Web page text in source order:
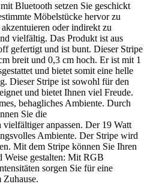
Bluetooth setzen Sie geschickt
Möbelstücke hervor zu
oder indirekt zu
vielfältig. Das Produkt ist aus
gefertigt und ist bunt. Dieser Stripe
breit und 0,3 cm hoch. Er ist mit 1
und bietet somit eine helle
Dieser Stripe ist sowohl für den
und bietet Ihnen viel Freude.
behagliches Ambiente. Durch
Sie die
anpassen. Der 19 Watt
Ambiente. Der Stripe wird
Mit dem Stripe können Sie Ihren
Weise gestalten: Mit RGB
sorgen Sie für eine
Zuhause.